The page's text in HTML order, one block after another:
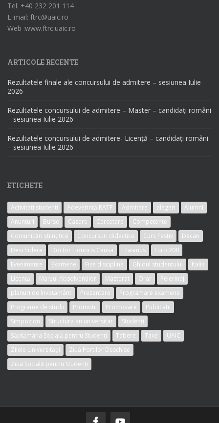
Tel: +40 232 201 114
E-mail: ftrc@uaic.ro
Web :www.ftrc.uaic.ro
ARTICOLE RECENTE
Rezultatele finale ale concursului de admitere – sesiunea Iulie
2026
Rezultatele concursului de admitere – Master – candidați români
– sesiunea Iulie 2026
Rezultatele concursului de admitere- Licență – candidați români
– sesiunea Iulie 2026
ETICHETE
Activitati studenti Adeverință RATP Admitere alegeri
Alumni
Anunțuri
Burse Cazare Cercetare
Competențe
Comunicări științifice
Concursuri didactice Curs Festiv
Decan
Deschidere
Doctor Honoris Causa Erasmus
Euro 200
Evenimente
Examene Fise discipline Ghidul studentului
Italia
Licență
Marșul Absolvenților Masterat Orar
Pelerinaj
planuri de învațamânt
Prezentare
Programare examene
Programe de studii
Promotii Promovare
Publicatii
Simpozion
Structura an universitar
Studenți
Săptămâna Socială pentru Studenți
Tabere Taxe
UAIC
Zilele Universității
Ziua Portilor Deschise
Ziua Socială pentru Studenți